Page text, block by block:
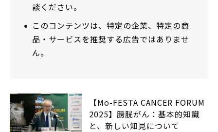
談ください。
このコンテンツは、特定の企業、特定の商
品・サービスを推奨する広告ではありませ
ん。
【Mo-FESTA CANCER FORUM
2025】膀胱がん：基本的知識
と、新しい知見について